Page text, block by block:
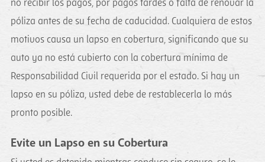
no recibir los pagos, por pagos tardes o falta de renovar la
póliza antes de su fecha de caducidad. Cualquiera de estos
motivos causa un lapso en cobertura, significando que su
auto ya no está cubierto con la cobertura mínima de
Responsabilidad Civil requerida por el estado. Si hay un
lapso en su póliza, usted debe de restablecerla lo más
pronto posible.
Evite un Lapso en su Cobertura